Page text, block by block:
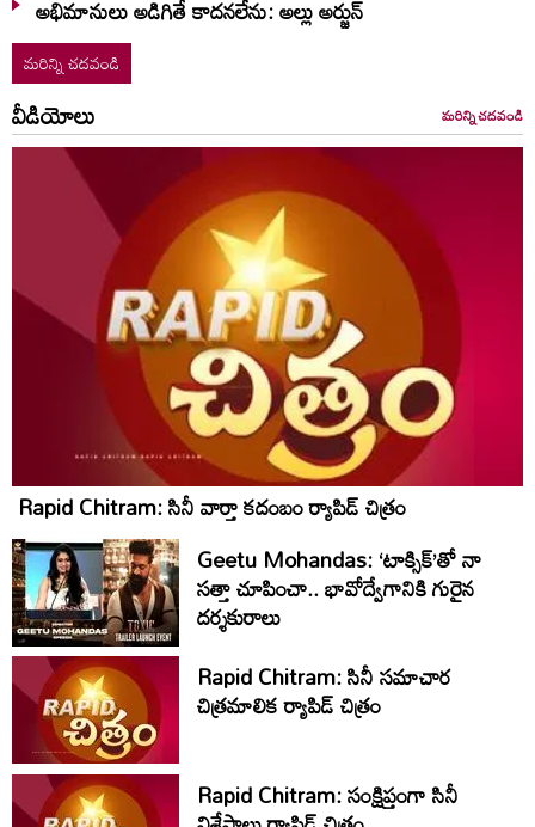
అభిమానులు అడిగితే కాదనలేను: అల్లు అర్జున్
మరిన్ని చదవండి
వీడియోలు మరిన్ని చదవండి
Rapid Chitram: సినీ వార్తా కదంబం ర్యాపిడ్ చిత్రం
Geetu Mohandas: ‘టాక్సిక్‌’తో నా
సత్తా చూపించా.. భావోద్వేగానికి గురైన
దర్శకురాలు
Rapid Chitram: సినీ సమాచార
చిత్రమాలిక ర్యాపిడ్‌ చిత్రం
Rapid Chitram: సంక్షిప్తంగా సినీ